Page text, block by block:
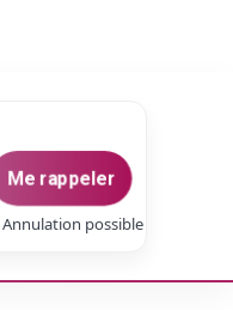
Me rappeler
Annulation possible